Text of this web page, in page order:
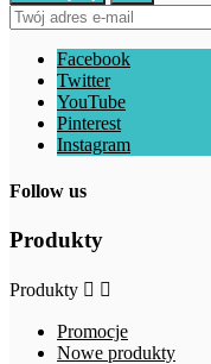
Facebook
Twitter
YouTube
Pinterest
Instagram
Follow us
Produkty
Produkty  
Promocje
Nowe produkty